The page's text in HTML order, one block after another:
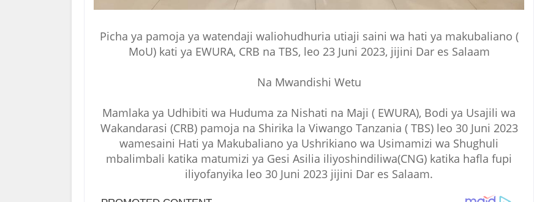
Picha ya pamoja ya watendaji waliohudhuria utiaji saini wa hati ya makubaliano (
MoU) kati ya EWURA, CRB na TBS, leo 23 Juni 2023, jijini Dar es Salaam
Na Mwandishi Wetu
Mamlaka ya Udhibiti wa Huduma za Nishati na Maji ( EWURA), Bodi ya Usajili wa
Wakandarasi (CRB) pamoja na Shirika la Viwango Tanzania ( TBS) leo 30 Juni 2023
wamesaini Hati ya Makubaliano ya Ushrikiano wa Usimamizi wa Shughuli
mbalimbali katika matumizi ya Gesi Asilia iliyoshindiliwa(CNG) katika hafla fupi
iliyofanyika leo 30 Juni 2023 jijini Dar es Salaam.